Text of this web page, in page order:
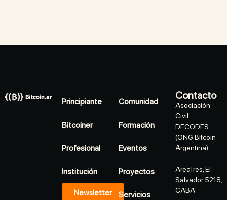
Principiante
Bitcoiner
Profesional
Institución
Newsletter
Comunidad
Formación
Eventos
Proyectos
Servicios
Contacto
Asociación
Civil
DECODES
(ONG Bitcoin
Argentina)
AreaTres, El
Salvador 5218,
CABA